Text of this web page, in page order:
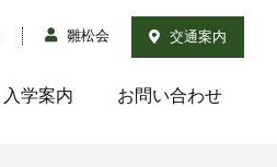
雛松会 交通案内
入学案内 お問い合わせ